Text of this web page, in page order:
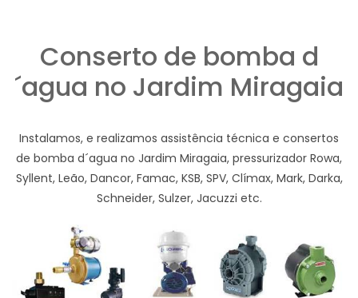
Conserto de bomba d
´agua no Jardim Miragaia
Instalamos, e realizamos assistência técnica e consertos
de bomba d´agua no Jardim Miragaia, pressurizador Rowa,
Syllent, Leão, Dancor, Famac, KSB, SPV, Clímax, Mark, Darka,
Schneider, Sulzer, Jacuzzi etc.